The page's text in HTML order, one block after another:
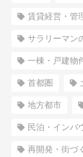
賃貸経営・管
サラリーマン
一棟・戸建物
首都圏
地方都市
民泊・インバ
再開発・街づ